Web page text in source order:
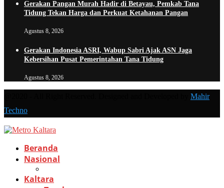
Gerakan Pangan Murah Hadir di Betayau, Pemkab Tana
Tidung Tekan Harga dan Perkuat Ketahanan Pangan
Agustus 8, 2026
Gerakan Indonesia ASRI, Wabup Sabri Ajak ASN Jaga
Kebersihan Pusat Pemerintahan Tana Tidung
Agustus 8, 2026
Mahir
Techno
Beranda
Nasional
Kaltara